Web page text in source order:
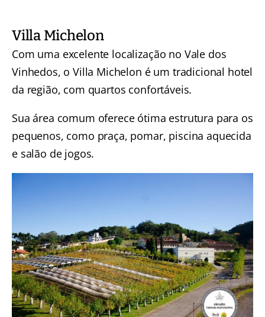
Villa Michelon
Com uma excelente localização no Vale dos
Vinhedos, o Villa Michelon é um tradicional hotel
da região, com quartos confortáveis.
Sua área comum oferece ótima estrutura para os
pequenos, como praça, pomar, piscina aquecida
e salão de jogos.